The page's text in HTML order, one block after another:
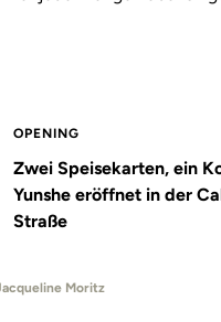
OPENING
Zwei Speisekarten, ein
Yunshe eröffnet in der
Straße
Moritz